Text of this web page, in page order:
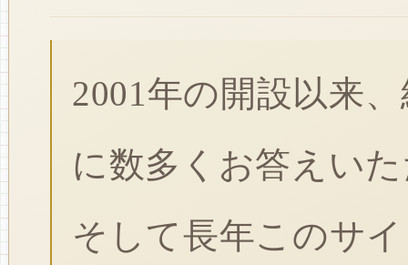
2001年の開設以来
に数多くお答えい
そして長年このサ